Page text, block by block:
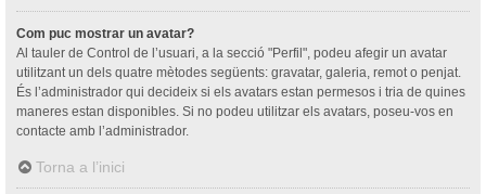
Com puc mostrar un avatar?
Al tauler de Control de l’usuari, a la secció "Perfil", podeu afegir un avatar
utilitzant un dels quatre mètodes següents: gravatar, galeria, remot o penjat.
És l’administrador qui decideix si els avatars estan permesos i tria de quines
maneres estan disponibles. Si no podeu utilitzar els avatars, poseu-vos en
contacte amb l’administrador.
Torna a l’inici